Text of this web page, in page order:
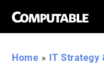
Home » IT Strategy